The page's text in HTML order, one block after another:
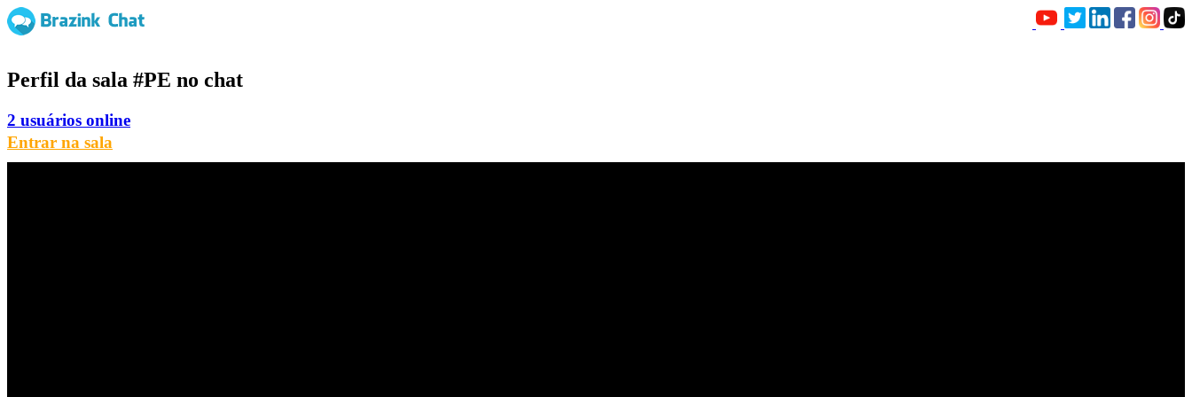
Perfil da sala #PE no chat
2 usuários online
Entrar na sala